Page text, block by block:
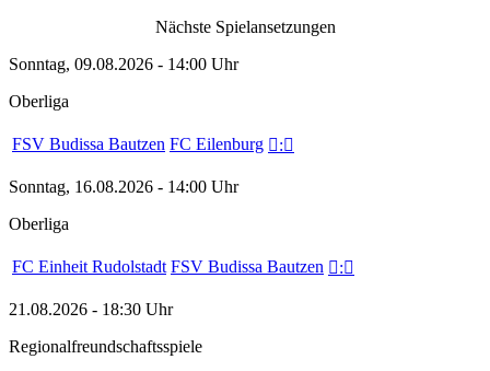
Nächste Spielansetzungen
Sonntag, 09.08.2026 - 14:00 Uhr
Oberliga
FSV Budissa Bautzen FC Eilenburg :
Sonntag, 16.08.2026 - 14:00 Uhr
Oberliga
FC Einheit Rudolstadt FSV Budissa Bautzen :
21.08.2026 - 18:30 Uhr
Regionalfreundschaftsspiele